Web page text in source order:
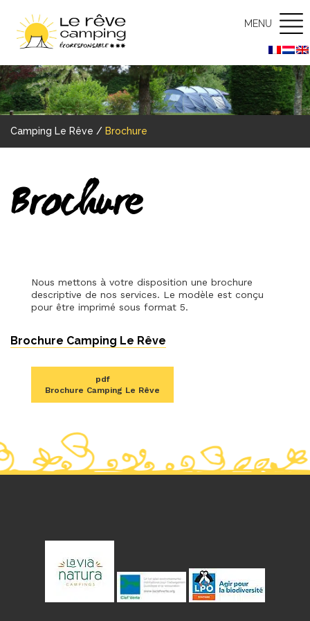
MENU
Camping Le Rêve / Brochure
Brochure
Nous mettons à votre disposition une brochure
descriptive de nos services. Le modèle est conçu
pour être imprimé sous format 5.
Brochure Camping Le Rêve
pdf
Brochure Camping Le Rêve